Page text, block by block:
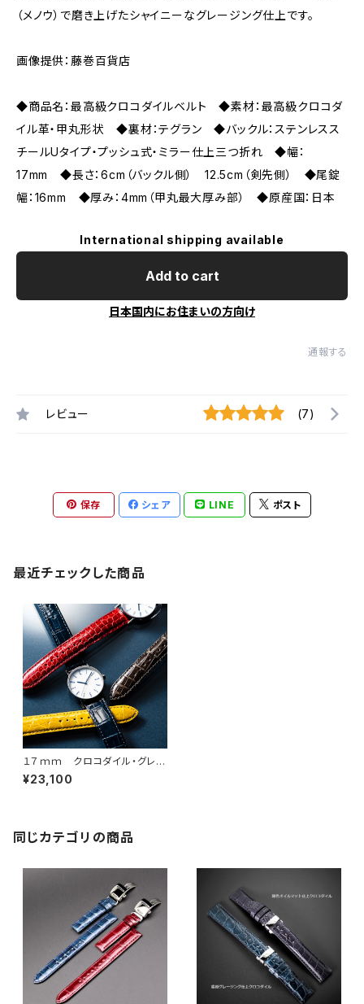
（メノウ）で磨き上げたシャイニーなグレージング仕上です。
画像提供：藤巻百貨店
◆商品名：最高級クロコダイルベルト ◆素材：最高級クロコダ
イル革・甲丸形状 ◆裏材：テグラン ◆バックル：ステンレスス
チールUタイプ・プッシュ式・ミラー仕上三つ折れ ◆幅：
17mm ◆長さ：6cm（バックル側） 12.5cm（剣先側） ◆尾錠
幅：16mm ◆厚み：4mm（甲丸最大厚み部） ◆原産国：日本
International shipping available
Add to cart
日本国内にお住まいの方向け
通報する
レビュー (7)
保存 シェア LINE ポスト
最近チェックした商品
１７ｍｍ クロコダイル・グレー
ジング仕上げ 最高級クロコダ
イル・７カラー選択 × SSミラ
¥23,100
同じカテゴリの商品